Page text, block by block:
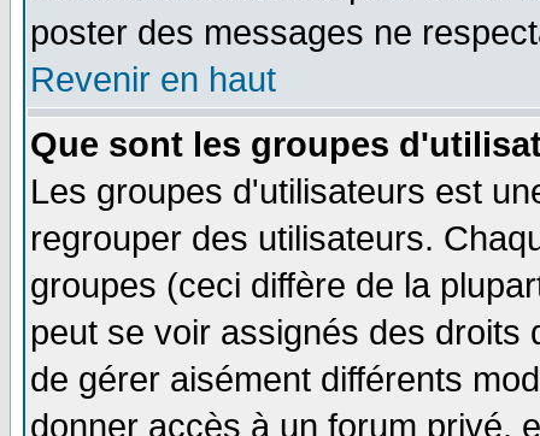
poster des messages ne
Revenir en haut
Que sont les groupes
Les groupes d'utilisateurs est
regrouper des utilisateurs.
groupes (ceci diffère de la
peut se voir assignés des
de gérer aisément différents
donner accès à un forum privé,